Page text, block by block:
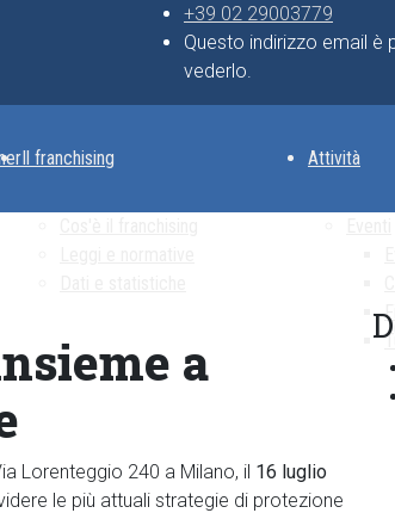
+39 02 29003779
Questo indirizzo email
vederlo.
Il franchising Attività
a
Lorenteggio 240 a Milano, il 16 luglio
le più attuali strategie di protezione